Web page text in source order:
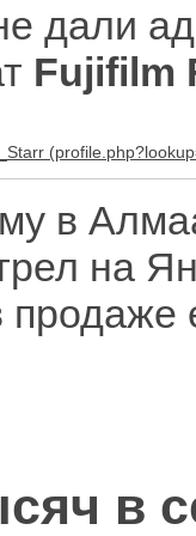
дали
Fujifilm
в
на
в